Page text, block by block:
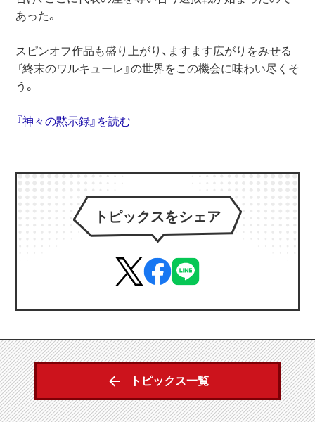
あった。
スピンオフ作品も盛り上がり、ますます広がりをみせる
『終末のワルキューレ』の世界をこの機会に味わい尽くそ
う。
『神々の黙示録』を読む
トピックスをシェア
トピックス一覧